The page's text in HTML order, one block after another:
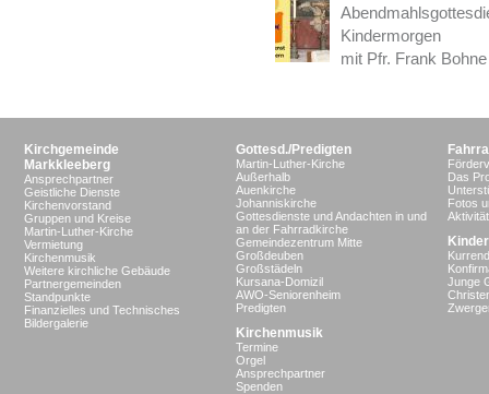
Kindermorgen
mit Pfr. Frank Bohne
Kirchgemeinde
Markkleeberg
Ansprechpartner
Geistliche Dienste
Kirchenvorstand
Gruppen und Kreise
Martin-Luther-Kirche
Vermietung
Kirchenmusik
Weitere kirchliche Gebäude
Partnergemeinden
Standpunkte
Finanzielles und Technisches
Bildergalerie
Gottesd./Predigten
Martin-Luther-Kirche
Außerhalb
Auenkirche
Johanniskirche
Gottesdienste und Andachten in und
an der Fahrradkirche
Gemeindezentrum Mitte
Großdeuben
Großstädeln
Kursana-Domizil
AWO-Seniorenheim
Predigten
Kirchenmusik
Termine
Orgel
Ansprechpartner
Spenden
Das
Fotos
Junge